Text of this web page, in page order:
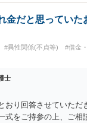
金だと思ってい
#異性関係(不貞等) #借金
士
おり回答させていた
式をご持参の上、ご